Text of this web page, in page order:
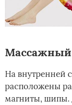
Массажный
На внутренней
расположены
магниты, шипы.